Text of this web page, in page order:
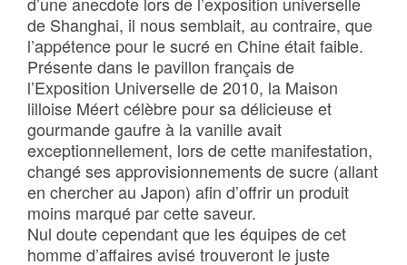
de Shanghai, il nous semblait, au contraire, que
l’appétence pour le sucré en Chine était faible.
Présente dans le pavillon français de
l’Exposition Universelle de 2010, la Maison
lilloise Méert célèbre pour sa délicieuse et
gourmande gaufre à la vanille avait
exceptionnellement, lors de cette manifestation,
changé ses approvisionnements de sucre (allant
en chercher au Japon) afin d’offrir un produit
moins marqué par cette saveur.
Nul doute cependant que les équipes de cet
homme d’affaires avisé trouveront le juste